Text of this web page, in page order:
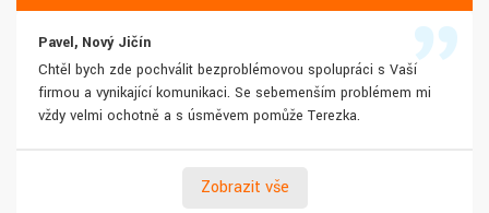
Pavel, Nový Jičín
Chtěl bych zde pochválit bezproblémovou spolupráci s Vaší
firmou a vynikající komunikaci. Se sebemenším problémem mi
vždy velmi ochotně a s úsměvem pomůže Terezka.
Zobrazit vše